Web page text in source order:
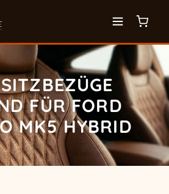
FÜR FORD
MK5 HYBRID